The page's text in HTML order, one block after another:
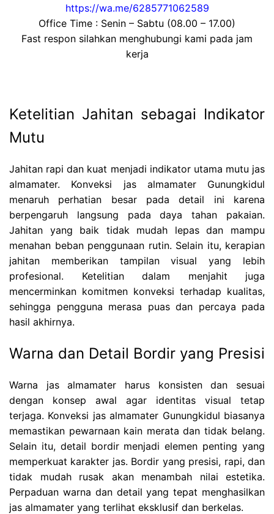
https://wa.me/6285771062589
Office Time : Senin – Sabtu (08.00 – 17.00)
Fast respon silahkan menghubungi kami pada jam
kerja
Ketelitian Jahitan sebagai Indikator
Mutu
Jahitan rapi dan kuat menjadi indikator utama mutu jas
almamater. Konveksi jas almamater Gunungkidul
menaruh perhatian besar pada detail ini karena
berpengaruh langsung pada daya tahan pakaian.
Jahitan yang baik tidak mudah lepas dan mampu
menahan beban penggunaan rutin. Selain itu, kerapian
jahitan memberikan tampilan visual yang lebih
profesional. Ketelitian dalam menjahit juga
mencerminkan komitmen konveksi terhadap kualitas,
sehingga pengguna merasa puas dan percaya pada
hasil akhirnya.
Warna dan Detail Bordir yang Presisi
Warna jas almamater harus konsisten dan sesuai
dengan konsep awal agar identitas visual tetap
terjaga. Konveksi jas almamater Gunungkidul biasanya
memastikan pewarnaan kain merata dan tidak belang.
Selain itu, detail bordir menjadi elemen penting yang
memperkuat karakter jas. Bordir yang presisi, rapi, dan
tidak mudah rusak akan menambah nilai estetika.
Perpaduan warna dan detail yang tepat menghasilkan
jas almamater yang terlihat eksklusif dan berkelas.